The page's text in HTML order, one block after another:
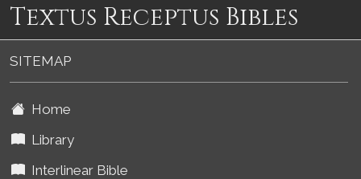
Textus Receptus Bibles
SITEMAP
Home
Library
Interlinear Bible